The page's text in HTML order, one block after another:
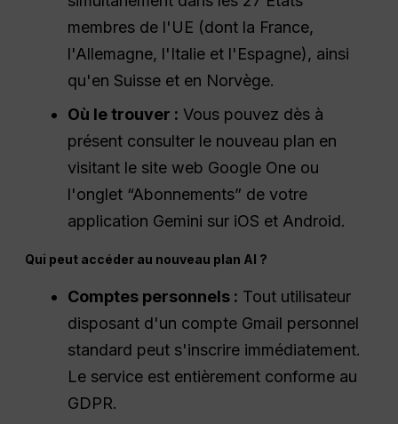
membres de l'UE (dont la France,
l'Allemagne, l'Italie et l'Espagne), ainsi
qu'en Suisse et en Norvège.
Où le trouver : Vous pouvez dès à
présent consulter le nouveau plan en
visitant le site web Google One ou
l'onglet “Abonnements” de votre
application Gemini sur iOS et Android.
Qui peut accéder au nouveau plan AI ?
Comptes personnels : Tout utilisateur
disposant d'un compte Gmail personnel
standard peut s'inscrire immédiatement.
Le service est entièrement conforme au
GDPR.